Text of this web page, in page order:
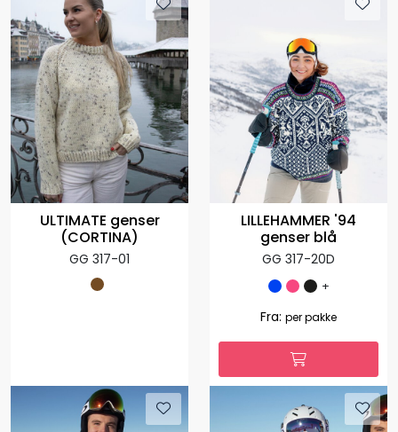
ULTIMATE genser
(CORTINA)
GG 317-01
LILLEHAMMER '94
genser blå
GG 317-20D
+
Fra: per pakke